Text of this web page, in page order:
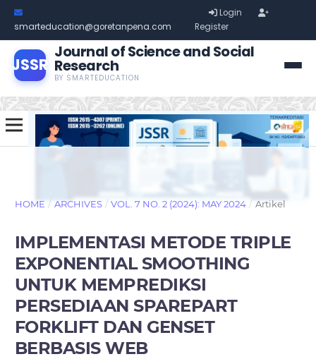
smarteducation@goretanpena.com
Login
Register
JSSR
Journal of Science and Social
Research
BY SMARTEDUCATION
HOME / ARCHIVES / VOL. 7 NO. 2 (2024): MAY 2024 / Artikel
IMPLEMENTASI METODE TRIPLE
EXPONENTIAL SMOOTHING
UNTUK MEMPREDIKSI
PERSEDIAAN SPAREPART
FORKLIFT DAN GENSET
BERBASIS WEB